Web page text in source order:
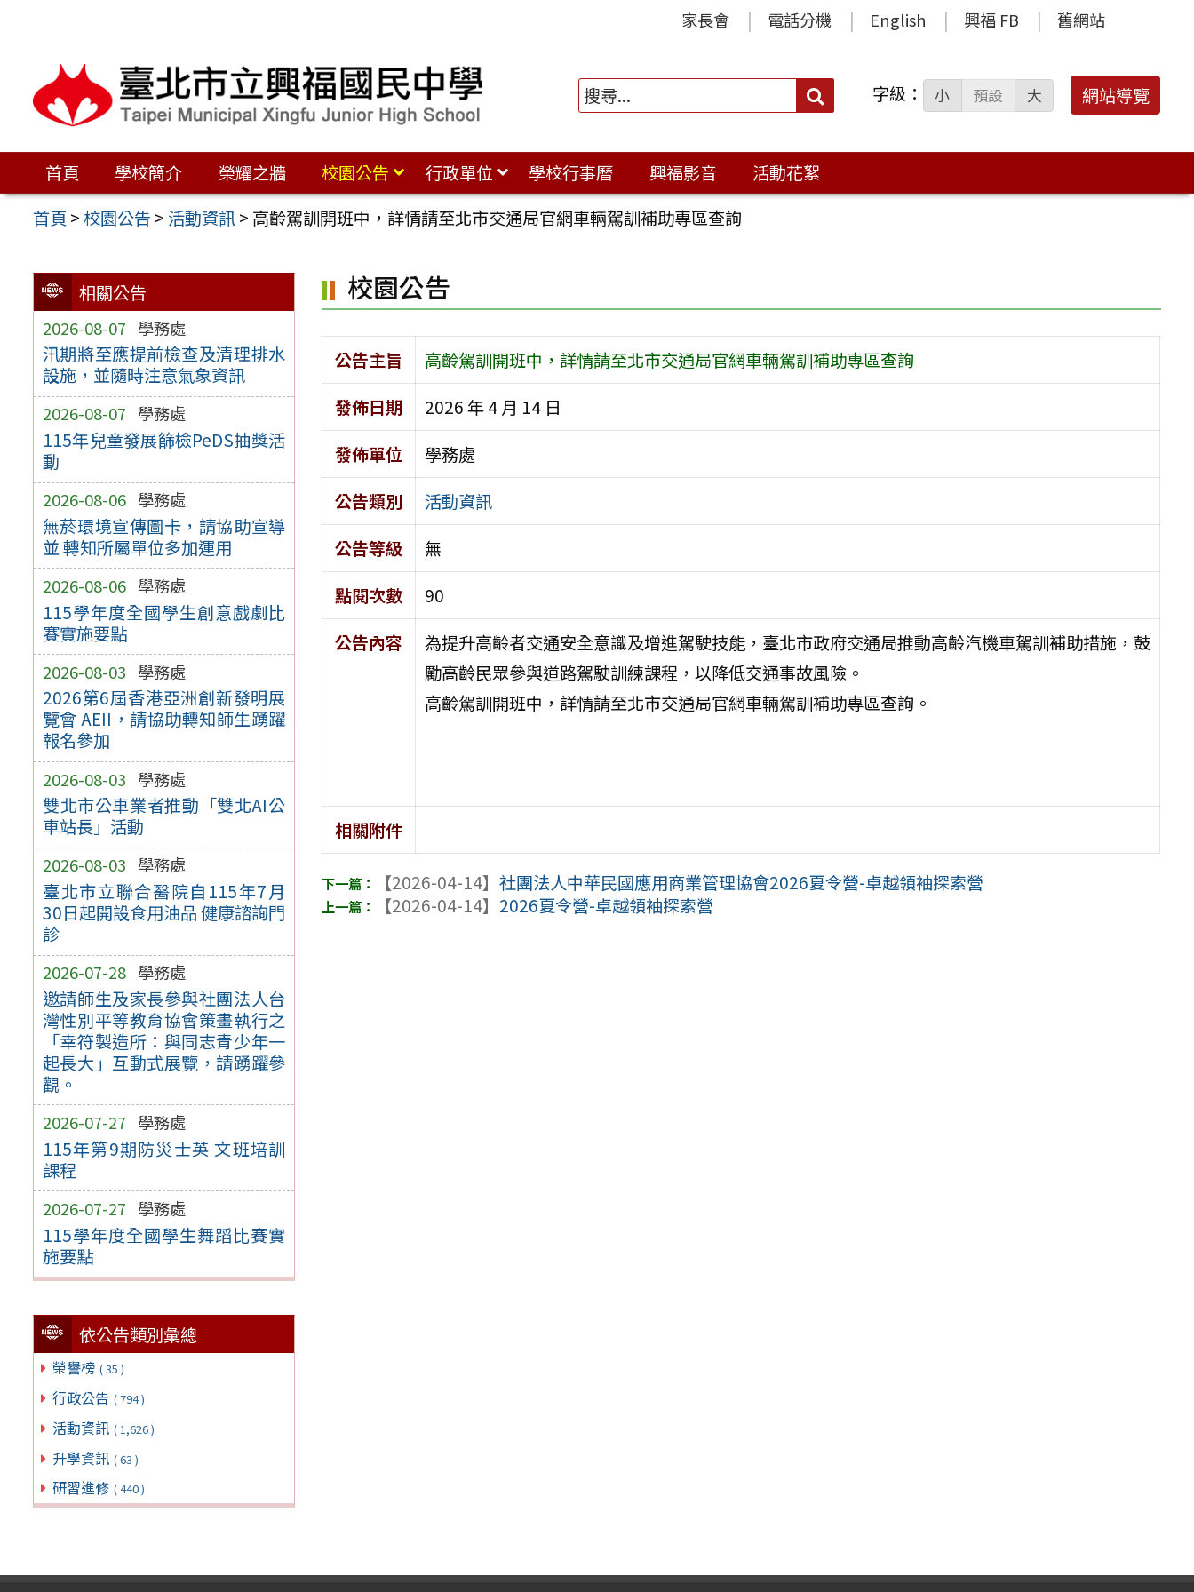
區
家長會 電話分機 English 興福 FB 舊網站
搜
字級： 小 預設 大 網站導覽
首頁 學校簡介 榮耀之牆 校園公告 行政單位 學校行事曆 興福影音
活動花絮
首頁 >校園公告 > 活動資訊> 高齡駕訓開班中，詳情請至北市交通局官網車輛駕訓補助專區查詢
相關公告
2026-08-07 學務處
汛期將至應提前檢查及清理排水
設施，並隨時注意氣象資訊
2026-08-07 學務處
115年兒童發展篩檢PeDS抽獎活
動
2026-08-06 學務處
無菸環境宣傳圖卡，請協助宣導
並 轉知所屬單位多加運用
2026-08-06 學務處
115學年度全國學生創意戲劇比
賽實施要點
2026-08-03 學務處
2026第6屆香港亞洲創新發明展
覽會 AEII，請協助轉知師生踴躍
報名參加
2026-08-03 學務處
雙北市公車業者推動「雙北AI公
車站長」活動
2026-08-03 學務處
臺北市立聯合醫院自115年7月
30日起開設食用油品 健康諮詢門
診
2026-07-28 學務處
邀請師生及家長參與社團法人台
灣性別平等教育協會策畫執行之
「幸符製造所：與同志青少年一
起長大」互動式展覽，請踴躍參
觀。
2026-07-27 學務處
115年第9期防災士英 文班培訓
課程
2026-07-27 學務處
115學年度全國學生舞蹈比賽實
施要點
依公告類別彙總
榮譽榜 ( 35 )
行政公告 ( 794 )
活動資訊 ( 1,626 )
升學資訊 ( 63 )
研習進修 ( 440 )
校園公告
公告主旨
高齡駕訓開班中，詳情請至北市交通局官網車輛駕訓補助專區查詢
發佈日期
2026 年 4 月 14 日
發佈單位
學務處
公告類別
活動資訊
公告等級
無
點閱次數
90
公告內容
為提升高齡者交通安全意識及增進駕駛技能，臺北市政府交通局推動高齡汽機車駕訓補助措施，鼓
勵高齡民眾參與道路駕駛訓練課程，以降低交通事故風險。
高齡駕訓開班中，詳情請至北市交通局官網車輛駕訓補助專區查詢。
相關附件
【2026-04-14】社團法人中華民國應用商業管理協會2026夏令營-卓越領袖探索營
【2026-04-14】 2026夏令營-卓越領袖探索營